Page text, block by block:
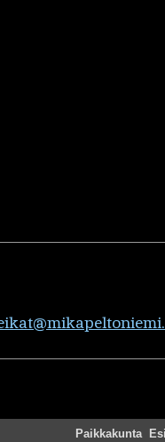
Paikkakunta